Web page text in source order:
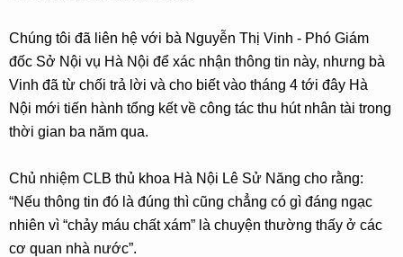
Chúng tôi đã liên hệ với bà Nguyễn Thị Vinh - Phó Giám
đốc Sở Nội vụ Hà Nội để xác nhận thông tin này, nhưng bà
Vinh đã từ chối trả lời và cho biết vào tháng 4 tới đây Hà
Nội mới tiến hành tổng kết về công tác thu hút nhân tài trong
thời gian ba năm qua.
Chủ nhiệm CLB thủ khoa Hà Nội Lê Sử Năng cho rằng:
“Nếu thông tin đó là đúng thì cũng chẳng có gì đáng ngạc
nhiên vì “chảy máu chất xám” là chuyện thường thấy ở các
cơ quan nhà nước”.